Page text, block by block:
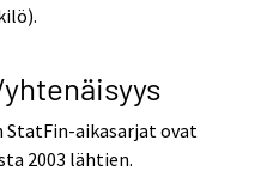
StatFin-aikasarjat ovat
2003 lähtien.